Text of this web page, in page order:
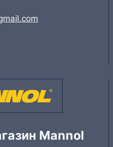
Mannol